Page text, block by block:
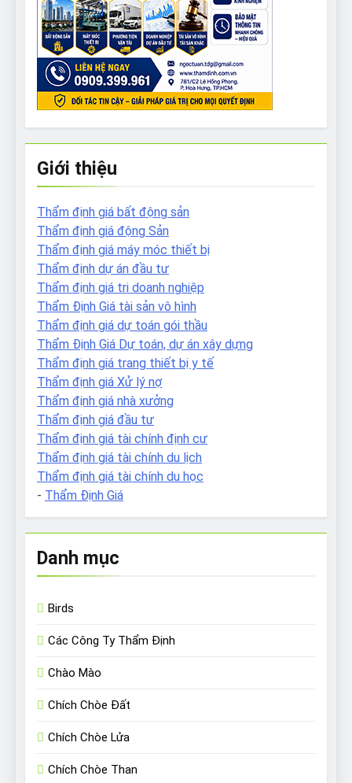
Giới thiệu
Thẩm định giá bất động sản
Thẩm định giá động Sản
Thẩm định giá máy móc thiết bị
Thẩm định dự án đầu tư
Thẩm định giá tri doanh nghiệp
Thẩm Định Giá tài sản vô hình
Thẩm định giá dự toán gói thầu
Thẩm Định Giá Dự toán, dự án xây dựng
Thẩm định giá trang thiết bị y tế
Thẩm định giá Xử lý nợ
Thẩm định giá nhà xưởng
Thẩm định giá đầu tư
Thẩm định giá tài chính định cư
Thẩm định giá tài chính du lịch
Thẩm định giá tài chính du học
- Thẩm Định Giá
Danh mục
Birds
Các Công Ty Thẩm Định
Chào Mào
Chích Chòe Đất
Chích Chòe Lửa
Chích Chòe Than